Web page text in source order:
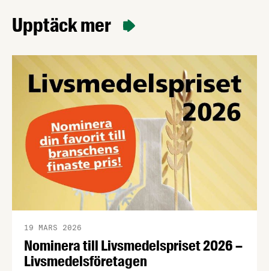
Upptäck mer
Nominera till Livsmedelspriset 2026 –
Livsmedelsföretagen
19 MARS 2026